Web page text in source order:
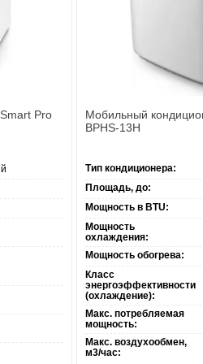
Есть даже такие,
при нестандартных условиях
оборудование более долговечным.
ОБОГРЕВ
возможность изменять скорость
В среднем этот
этот показатель снижен до 19 Дб.
Вам нужен комфортный и тихий
ДОМА ЗИМОЙ
С°.
Pro
Мобильный
BPHS-13H
Тип кондиционера:
Площадь, до:
Мощность в BTU:
Мощность
охлаждения:
Мощность обогрева:
Класс
энергоэффективности
(охлаждение):
Макс. потребляемая
мощность:
Макс. воздухообмен,
м3/час: